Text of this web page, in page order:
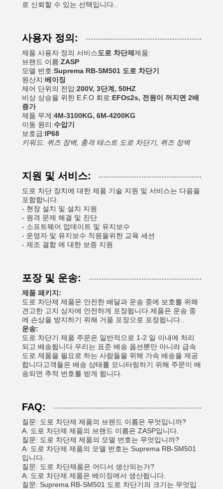
로 신뢰할 수 있는 선택입니다..
사용자 정의:
제품 사용자 정의 서비스도로 차단제 제품:
브랜드 이름:ZASP
모델 번호:Suprema RB-SM501 도로 차단기
원산지:베이징
제어 단위의 전압:200V, 3단계, 50HZ
비상 상승을 위한 E.F.O 회로:EFO≤2s, 전원이 꺼지면 2배
증가
제품 무게:4M-3100KG, 6M-4200KG
이동 원리:수압기
보호급:IP68
키워드: 퀴즈 장벽, 충격 테스트 도로 차단기, 퀴즈 장벽
지원 및 서비스:
도로 차단 장치에 대한 제품 기술 지원 및 서비스는 다음을
포함합니다.
- 현장 설치 및 설치 지원
- 원격 문제 해결 및 진단
- 소프트웨어 업데이트 및 유지보수
- 운영자 및 유지보수 직원을위한 교육 세션
- 제조 결함 에 대한 보증 지원
포장 및 운송:
제품 패키지:
도로 차단제 제품은 안전한 배달과 운송 중에 보호를 위해
견고한 고지 상자에 안전하게 포장됩니다.제품은 운송 중
에 손상을 방지하기 위해 거품 포장으로 포장됩니다..
운송:
도로 차단기 제품 주문은 일반적으로 1-2 일 이내에 처리
되고 배송됩니다.우리는 표준 배송 옵션뿐만 아니라 급속
도로 제품을 필요로 하는 사람들을 위해 가속 배송을 제공
합니다고객들은 배송 상태를 모니터링하기 위해 주문이 배
송되면 추적 번호를 받게 됩니다.
FAQ:
질문: 도로 차단제 제품의 브랜드 이름은 무엇입니까?
A: 도로 차단제 제품의 브랜드 이름은 ZASP입니다.
질문: 도로 차단제 제품의 모델 번호는 무엇입니까?
A: 도로 차단제 제품의 모델 번호는 Suprema RB-SM501
입니다.
질문: 도로 차단제품은 어디서 생산되는가?
A: 도로 차단제 제품은 베이징에서 생산됩니다.
질문: Suprema RB-SM501 도로 차단기의 크기는 무엇입